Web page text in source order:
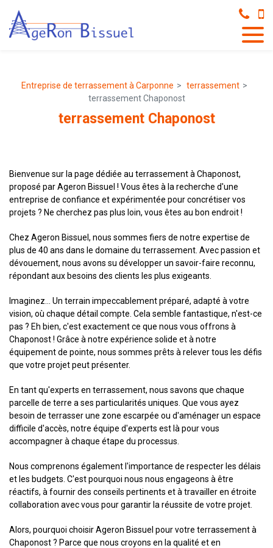
Entreprise de terrassement à Carponne
terrassement
terrassement Chaponost
terrassement Chaponost
Bienvenue sur la page dédiée au terrassement à Chaponost,
proposé par Ageron Bissuel ! Vous êtes à la recherche d'une
entreprise de confiance et expérimentée pour concrétiser vos
projets ? Ne cherchez pas plus loin, vous êtes au bon endroit !
Chez Ageron Bissuel, nous sommes fiers de notre expertise de
plus de 40 ans dans le domaine du terrassement. Avec passion et
dévouement, nous avons su développer un savoir-faire reconnu,
répondant aux besoins des clients les plus exigeants.
Imaginez... Un terrain impeccablement préparé, adapté à votre
vision, où chaque détail compte. Cela semble fantastique, n'est-ce
pas ? Eh bien, c'est exactement ce que nous vous offrons à
Chaponost ! Grâce à notre expérience solide et à notre
équipement de pointe, nous sommes prêts à relever tous les défis
que votre projet peut présenter.
En tant qu'experts en terrassement, nous savons que chaque
parcelle de terre a ses particularités uniques. Que vous ayez
besoin de terrasser une zone escarpée ou d'aménager un espace
difficile d'accès, notre équipe d'experts est là pour vous
accompagner à chaque étape du processus.
Nous comprenons également l'importance de respecter les délais
et les budgets. C'est pourquoi nous nous engageons à être
réactifs, à fournir des conseils pertinents et à travailler en étroite
collaboration avec vous pour garantir la réussite de votre projet.
Alors, pourquoi choisir Ageron Bissuel pour votre terrassement à
Chaponost ? Parce que nous croyons en la qualité et en